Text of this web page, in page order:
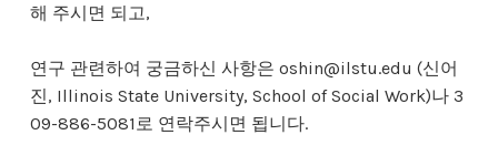
해 주시면 되고,
연구 관련하여 궁금하신 사항은 oshin@ilstu.edu (신어
진, Illinois State University, School of Social Work)나 3
09-886-5081로 연락주시면 됩니다.